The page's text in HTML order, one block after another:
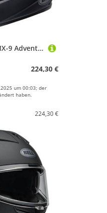
Bell Unisex-Adult MX-9 Adventure MIPS HELME, Schwarz, M
224,30 €
um 00:03; der
haben.
224,30 €